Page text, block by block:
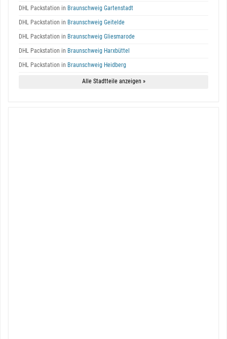
DHL Packstation in Braunschweig Gartenstadt
DHL Packstation in Braunschweig Geitelde
DHL Packstation in Braunschweig Gliesmarode
DHL Packstation in Braunschweig Harxbüttel
DHL Packstation in Braunschweig Heidberg
Alle Stadtteile anzeigen »